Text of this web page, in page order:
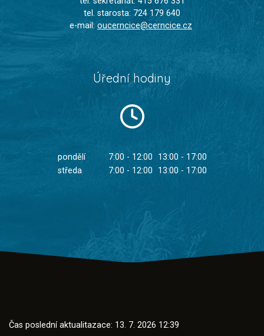
tel. starosta: 724 179 640
e-mail: oucerncice@cerncice.cz
Úřední hodiny
pondělí 7:00 - 12:00
13:00 - 17:00
středa
7:00 - 12:00 13:00 - 17:00
Čas poslední aktualitazace: 13. 7. 2026 12:39